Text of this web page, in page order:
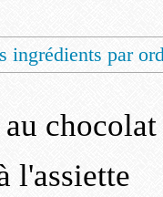
ingrédients par
au
l'assiette